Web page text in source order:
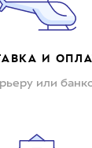
И
или